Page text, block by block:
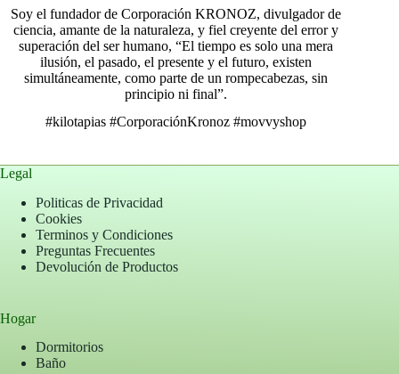
Soy el fundador de Corporación KRONOZ, divulgador de
ciencia, amante de la naturaleza, y fiel creyente del error y
superación del ser humano, “El tiempo es solo una mera
ilusión, el pasado, el presente y el futuro, existen
simultáneamente, como parte de un rompecabezas, sin
principio ni final”.
#kilotapias #CorporaciónKronoz #movvyshop
Legal
Politicas de Privacidad
Cookies
Terminos y Condiciones
Preguntas Frecuentes
Devolución de Productos
Hogar
Dormitorios
Baño